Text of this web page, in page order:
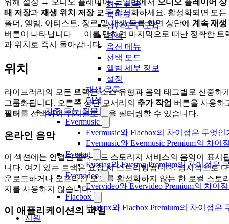
최근 항목
북마크
상단 도구 모음
검색
옵션 메뉴
선택 모드
앨범 세부 정보
설정
재생 목록
탐색
자주 묻는 질문
Evermusic
Evermusic와 Flacbox의 차이점은 무엇인
Evermusic와 Evermusic Premium의 차이
Evertag
Evertag와 Evertag Premium의 차이점은
Evervideo
Evervideo와 Evervideo Premium의 차이
Flacbox
Flacbox와 Flacbox Premium의 차이점은
지원
위해 설정 → 오디오 플레이어 → 일반에서 오디오 플레이어 상
태 저장과 재생 위치 저장모두 활성화하세요. 활성화되면 모든
폴더, 앨범, 아티스트, 장르 및 재생 목록 화면 상단에 계속 재생
버튼이 나타납니다 — 이를 탭하면 마지막으로 떠난 정확한 트
과 위치로 즉시 돌아갑니다.
위치
라이브러리의 모든 트랙은 소스 유형과 음악 태그별로 신중하
그룹화됩니다. 오른쪽 상단 모서리의 추가 작업 버튼을 사용하
필터 를 선택하여 위치별로 곡을 필터링할 수 있습니다.
온라인 음악
이 섹션에는 연결된 클라우드 스토리지 서비스의 음악이 표시
니다. 여기 있는 트랙은 요청 시 스트리밍됩니다; 명시적으로 다
운로드하거나 오프라인 모드를 활성화하지 않는 한 로컬 스토
지를 사용하지 않습니다.
이 애플리케이션의 파일